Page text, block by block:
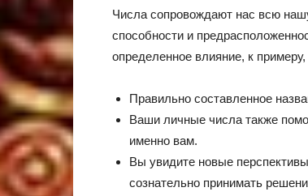
Числа сопровождают нас всю
способности и
определенное влияние, к
Правильно составленное
Ваши личные числа также
именно вам.
Вы увидите новые
сознательно принимать